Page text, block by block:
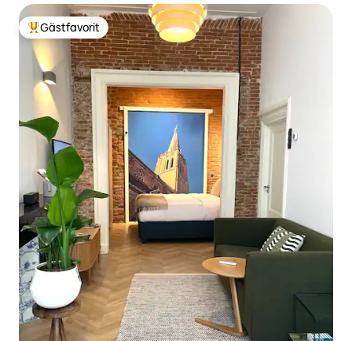
Populär gästfavorit
Gästfavorit